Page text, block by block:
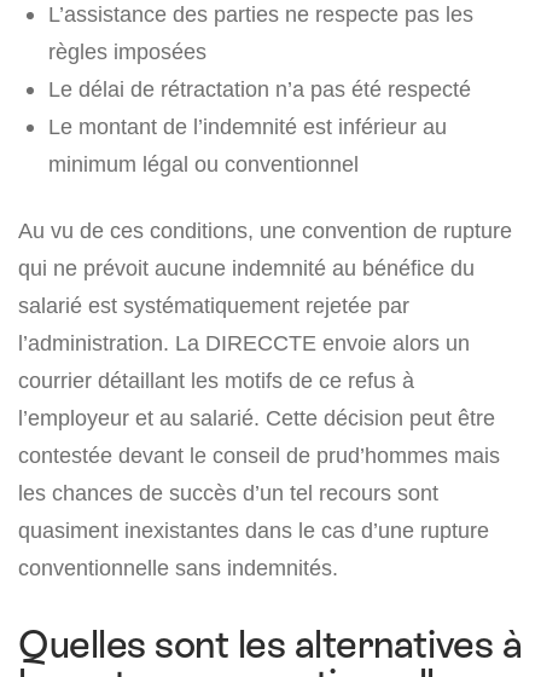
L’assistance des parties ne respecte pas les
règles imposées
Le délai de rétractation n’a pas été respecté
Le montant de l’indemnité est inférieur au
minimum légal ou conventionnel
Au vu de ces conditions, une convention de rupture
qui ne prévoit aucune indemnité au bénéfice du
salarié est systématiquement rejetée par
l’administration. La DIRECCTE envoie alors un
courrier détaillant les motifs de ce refus à
l’employeur et au salarié. Cette décision peut être
contestée devant le conseil de prud’hommes mais
les chances de succès d’un tel recours sont
quasiment inexistantes dans le cas d’une rupture
conventionnelle sans indemnités.
Quelles sont les alternatives à